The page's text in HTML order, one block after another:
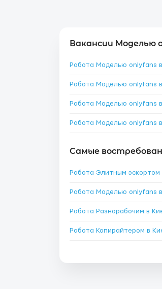
Вакансии Моделью
Работа Моделью onlyfans
Работа Моделью onlyfans
Работа Моделью onlyfans
Работа Моделью onlyfans
Самые
Работа Элитным эскортом
Работа Моделью onlyfans
Работа Разнорабочим в
Работа Копирайтером в